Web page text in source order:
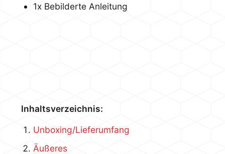
1x Bebilderte Anleitung
Inhaltsverzeichnis:
Unboxing/Lieferumfang
Äußeres